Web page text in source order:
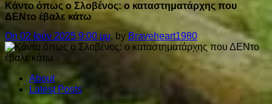
Κάντο όπως ο Σλοβένος: ο καταστηματάρχης που
ΔΕΝτο έβαλε κάτω
On 02 Ιούν 2025 9:00 μμ, by Braveheart1980
About
Latest Posts